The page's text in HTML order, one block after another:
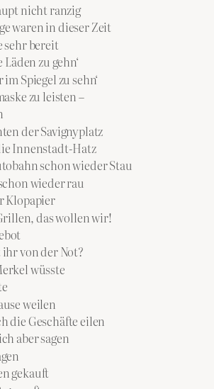
nicht ranzig
waren in dieser Zeit
sehr bereit
zu gehn‘
Spiegel zu sehn‘
zu leisten –
der Savignyplatz
Innenstadt-Hatz
schon wieder Stau
wieder rau
Klopapier
das wollen wir!
von der Not?
wüsste
weilen
die Geschäfte eilen
aber sagen
gekauft